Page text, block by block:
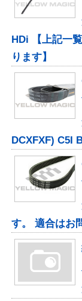
HDi 【上記一
ります】
DCXFXF) C5I
す。 適合はお